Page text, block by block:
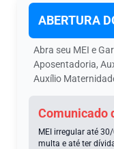
ABERTURA
Abra seu МЕI e
Aposentadoria,
Auxílio
Comunicado
MEI irregular até
multa e até ter